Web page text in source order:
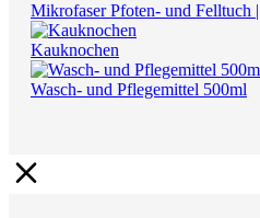
Mikrofaser Pfoten- und Felltuch
Kauknochen
Wasch- und Pflegemittel 500ml